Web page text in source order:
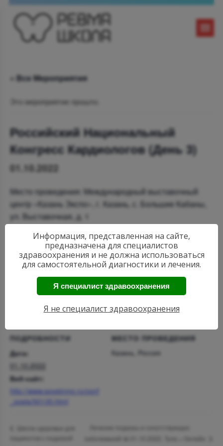
« Все Мероприятия
Это мероприятие прошло.
Российский Национальный
Конгресс Кардиологов (День 3)
01.10.2022
Место проведения: Международный выставочный
центр «Казань Экспо», г. Казань, с. Большие Кабаны,
ул. Выставочная, д. 1
Одобрено рецензентами: Российское
кардиологическое общество (РКО)
Добавить в календарь
ПОДРОБНОСТИ
Дата:
01.10.2022
Веб-сайт:
http://www.sovetnmo.ru/conf
_posts/50135.html
МЕСТО ПРОВЕДЕНИЯ
Казань, Россия
Информация, представленная на сайте,
предназначена для специалистов
здравоохранения и не должна использоваться
для самостоятельной диагностики и лечения.
Я специалист здравоохранения
Я не специалист здравоохранения